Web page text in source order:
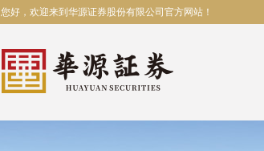
您好，欢迎来到华源证券股份有限公司官方网站！